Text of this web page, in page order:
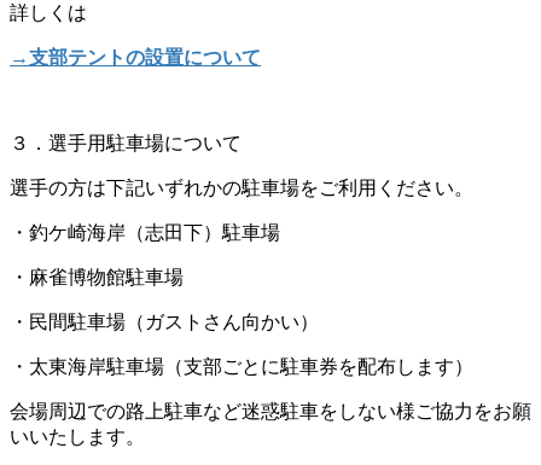
詳しくは
→支部テントの設置について
３．選手用駐車場について
選手の方は下記いずれかの駐車場をご利用ください。
・釣ケ崎海岸（志田下）駐車場
・麻雀博物館駐車場
・民間駐車場（ガストさん向かい）
・太東海岸駐車場（支部ごとに駐車券を配布します）
会場周辺での路上駐車など迷惑駐車をしない様ご協力をお願
いいたします。